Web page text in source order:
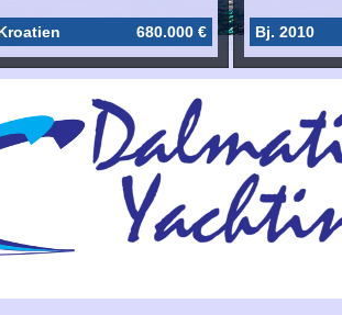
680.000 € Bj. 2010